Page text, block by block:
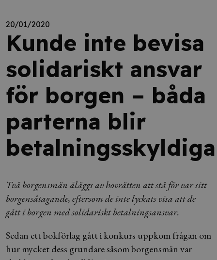
20/01/2020
Kunde inte bevisa
solidariskt ansvar
för borgen – båda
parterna blir
betalningsskyldiga
Två borgensmän åläggs av hovrätten att stå för var sitt
borgensåtagande, eftersom de inte lyckats visa att de
gått i borgen med solidariskt betalningsansvar.
Sedan ett bokförlag gått i konkurs uppkom frågan om
hur mycket dess grundare såsom borgensmän var